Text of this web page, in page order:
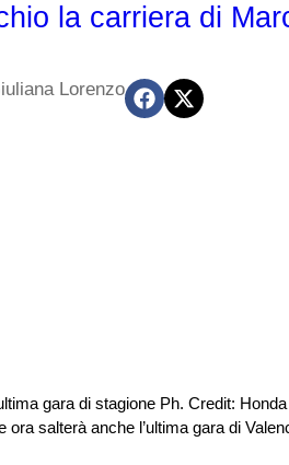
la carriera di
Lorenzo
gara di stagione Ph. Credit:
ora salterà anche l’ultima gara di